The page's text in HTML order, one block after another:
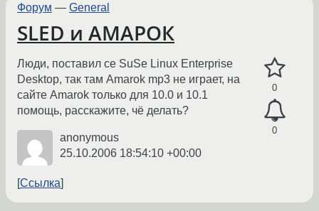
Форум — General
SLED и АМАРОК
0
0
Люди, поставил се SuSe Linux Enterprise
Desktop, так там Amarok mp3 не играет, на
сайте Amarok только для 10.0 и 10.1
помощь, расскажите, чё делать?
anonymous
25.10.2006 18:54:10 +00:00
Ссылка